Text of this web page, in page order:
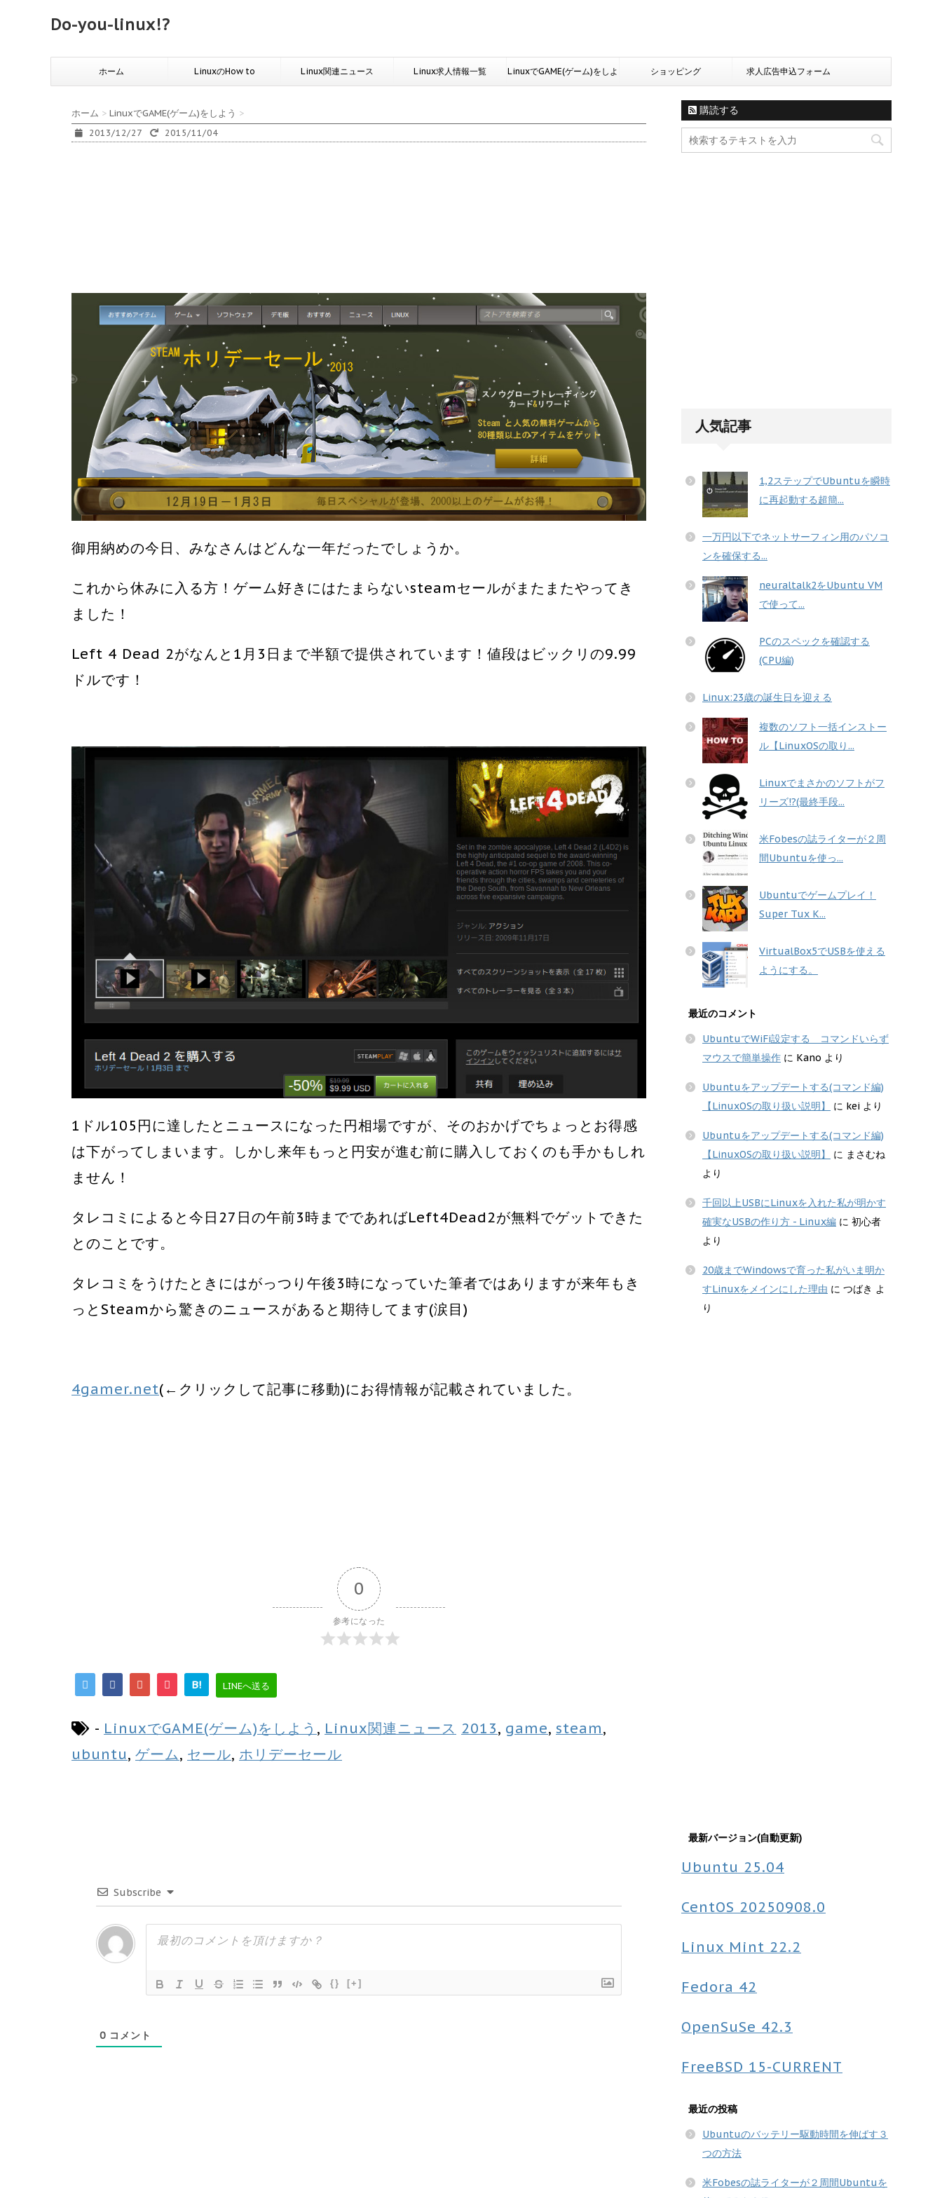
Do-you-linux!?
ホーム LinuxのHow to Linux関連ニュース Linux求人情報一覧 LinuxでGAME(ゲーム)をしよ ショッピング 求人広告申込フォーム
ホーム > LinuxでGAME(ゲーム)をしよう >
2013/12/27 2015/11/04
御用納めの今日、みなさんはどんな一年だったでしょうか。
これから休みに入る方！ゲーム好きにはたまらないsteamセールがまたまたやってき
ました！
Left 4 Dead 2がなんと1月3日まで半額で提供されています！値段はビックリの9.99
ドルです！
1ドル105円に達したとニュースになった円相場ですが、そのおかげでちょっとお得感
は下がってしまいます。しかし来年もっと円安が進む前に購入しておくのも手かもしれ
ません！
タレコミによると今日27日の午前3時までであればLeft4Dead2が無料でゲットできた
とのことです。
タレコミをうけたときにはがっつり午後3時になっていた筆者ではありますが来年もき
っとSteamから驚きのニュースがあると期待してます(涙目)
4gamer.net(←クリックして記事に移動)にお得情報が記載されていました。
0
参考になった
B! LINEへ送る
- LinuxでGAME(ゲーム)をしよう , Linux関連ニュース 2013, game, steam,
ubuntu, ゲーム, セール, ホリデーセール
Subscribe
{} [+]
0 コメント
購読する
人気記事
1,2ステップでUbuntuを瞬時
に再起動する超簡...
一万円以下でネットサーフィン用のパソコ
ンを確保する...
neuraltalk2をUbuntu VM
で使って...
PCのスペックを確認する
(CPU編)
Linux:23歳の誕生日を迎える
複数のソフト一括インストー
ル【LinuxOSの取り...
Linuxでまさかのソフトがフ
リーズ!?(最終手段...
米Fobesの誌ライターが２周
間Ubuntuを使っ...
Ubuntuでゲームプレイ！
Super Tux K...
VirtualBox5でUSBを使える
ようにする。
最近のコメント
UbuntuでWiFi設定する コマンドいらず
マウスで簡単操作 に Kano より
Ubuntuをアップデートする(コマンド編)
【LinuxOSの取り扱い説明】
に kei より
Ubuntuをアップデートする(コマンド編)
【LinuxOSの取り扱い説明】
に まさむね
より
千回以上USBにLinuxを入れた私が明かす
確実なUSBの作り方 - Linux編 に 初心者
より
20歳までWindowsで育った私がいま明か
すLinuxをメインにした理由 に つばき よ
り
最新バージョン(自動更新)
Ubuntu 25.04
CentOS 20250908.0
Linux Mint 22.2
Fedora 42
OpenSuSe 42.3
FreeBSD 15-CURRENT
最近の投稿
Ubuntuのバッテリー駆動時間を伸ばす３
つの方法
米Fobesの誌ライターが２周間Ubuntuを